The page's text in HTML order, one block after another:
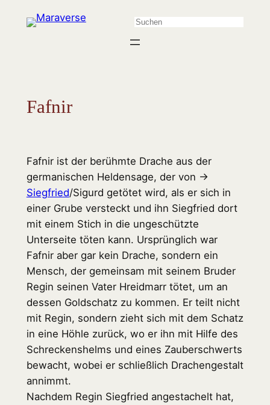
Inhalt
Suchen
Fafnir
Fafnir ist der berühmte Drache aus der
germanischen Heldensage, der von →
Siegfried/Sigurd getötet wird, als er sich in
einer Grube versteckt und ihn Siegfried dort
mit einem Stich in die ungeschützte
Unterseite töten kann. Ursprünglich war
Fafnir aber gar kein Drache, sondern ein
Mensch, der gemeinsam mit seinem Bruder
Regin seinen Vater Hreidmarr tötet, um an
dessen Goldschatz zu kommen. Er teilt nicht
mit Regin, sondern zieht sich mit dem Schatz
in eine Höhle zurück, wo er ihn mit Hilfe des
Schreckenshelms und eines Zauberschwerts
bewacht, wobei er schließlich Drachengestalt
annimmt.
Nachdem Regin Siegfried angestachelt hat,